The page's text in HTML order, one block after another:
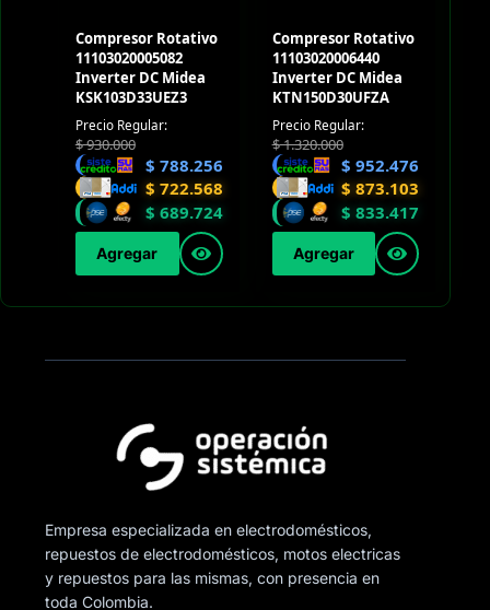
Compresor Rotativo
11103020005082
Inverter DC Midea
KSK103D33UEZ3
Precio Regular:
$930.000
$ 788.256
$ 722.568
$ 689.724
Agregar
Compresor Rotativo
11103020006440
Inverter DC Midea
KTN150D30UFZA
Precio Regular:
$1.320.000
$ 952.476
$ 873.103
$ 833.417
Agregar
Empresa especializada en electrodomésticos,
repuestos de electrodomésticos, motos electricas
y repuestos para las mismas, con presencia en
toda Colombia.